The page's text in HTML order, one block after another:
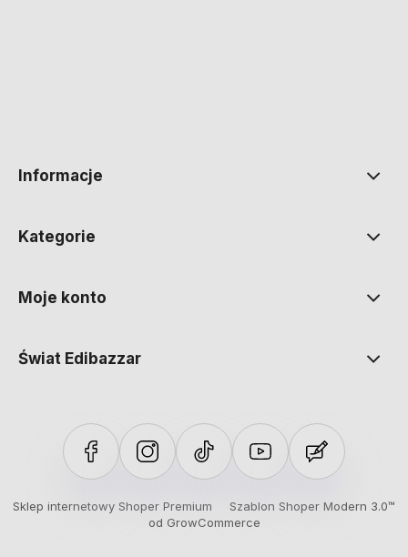
Informacje
Kategorie
Moje konto
Świat Edibazzar
Sklep internetowy Shoper Premium
Szablon Shoper Modern 3.0™
od GrowCommerce